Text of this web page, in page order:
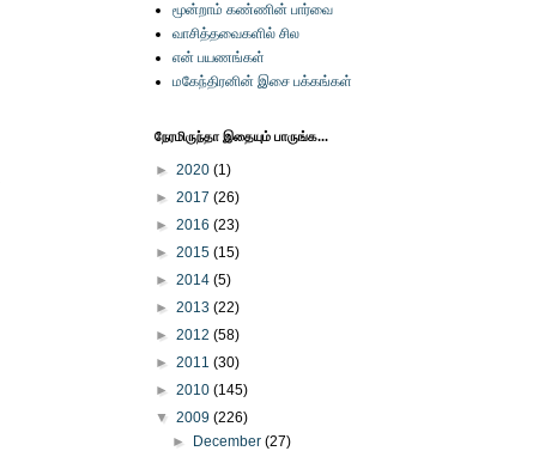
மூன்றாம் கண்ணின் பார்வை
வாசித்தவைகளில் சில
என் பயணங்கள்
மகேந்திரனின் இசை பக்கங்கள்
நேரமிருந்தா இதையும் பாருங்க...
► 2020 (1)
► 2017 (26)
► 2016 (23)
► 2015 (15)
► 2014 (5)
► 2013 (22)
► 2012 (58)
► 2011 (30)
► 2010 (145)
▼ 2009 (226)
►
December(27)